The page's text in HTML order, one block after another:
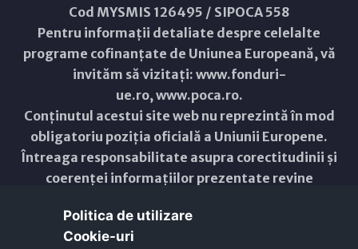
Cod MYSMIS 126495 / SIPOCA 558
Pentru informații detaliate despre celelalte
programe cofinanțate de Uniunea Europeană, vă
invităm să vizitați: www.fonduri-
ue.ro,www.poca.ro.
Conținutul acestui site web nu reprezintă în mod
obligatoriu poziția oficială a Uniunii Europene.
Întreaga responsabilitate asupra corectitudinii și
coerenței informațiilor prezentate revine
Copyright © 2021 - 2026 -
Politica de utilizare
Cookie-uri‎